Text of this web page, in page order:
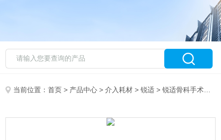
当前位置：首页 > 产品中心 >介入耗材 >锐适 > 锐适骨科手术器械AR-7821